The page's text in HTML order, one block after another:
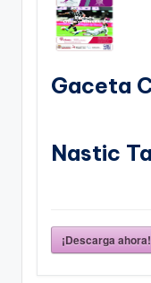
Gaceta
Nastic
¡Descarga ahora!